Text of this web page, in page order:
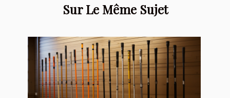
Sur Le Même Sujet